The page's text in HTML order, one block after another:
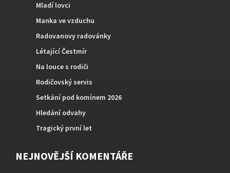
Mladí lovci
Manka ve vzduchu
Radovanovy radovánky
Létající Čestmír
Na louce s rodiči
Rodičovský servis
Setkání pod komínem 2026
Hledání odvahy
Tragický první let
NEJNOVĚJŠÍ KOMENTÁŘE